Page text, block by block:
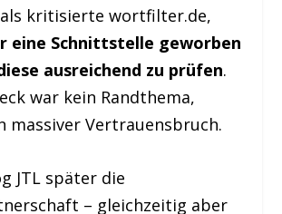
kritisierte wortfilter.de,
eine Schnittstelle geworben
ausreichend zu prüfen.
war kein Randthema,
massiver Vertrauensbruch.
JTL später die
– gleichzeitig aber